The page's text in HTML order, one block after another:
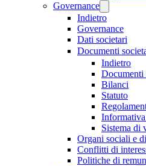
Governance
Indietro
Governance
Dati societari
Documenti
Indietro
Documenti
Bilanci
Statuto
Sistema di
Organi sociali e
Conflitti di
Politiche di